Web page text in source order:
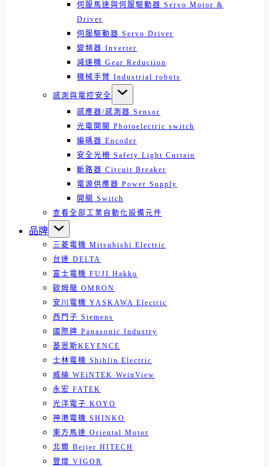
伺服馬達與伺服驅動器 Servo Motor &
Driver
伺服驅動器 Servo Driver
變頻器 Inverter
減速機 Gear Reduction
機械手臂 Industrial robots
感測與電控安全
感應器/感測器 Sensor
光電開關 Photoelectric switch
編碼器 Encoder
安全光柵 Safety Light Curtain
斷路器 Circuit Breaker
電源供應器 Power Supply
開關 Switch
查看全部工業自動化設備元件
品牌
三菱電機 Mitsubishi Electric
台達 DELTA
富士電機 FUJI Hakko
歐姆龍 OMRON
安川電機 YASKAWA Electric
西門子 Siemens
國際牌 Panasonic Industry
基恩斯KEYENCE
士林電機 Shihlin Electric
威綸 WEiNTEK WeinView
永宏 FATEK
光洋電子 KOYO
神港電機 SHINKO
東方馬達 Oriental Motor
北爾 Beijer HITECH
豐煒 VIGOR